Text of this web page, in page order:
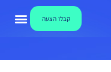
קבלו הצעה